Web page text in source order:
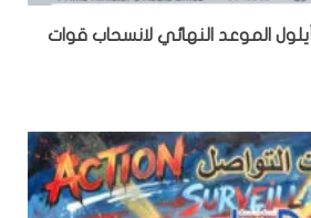
الزيدي لماكرون: 30 أيلول الموعد النهائي لانسحاب قوات